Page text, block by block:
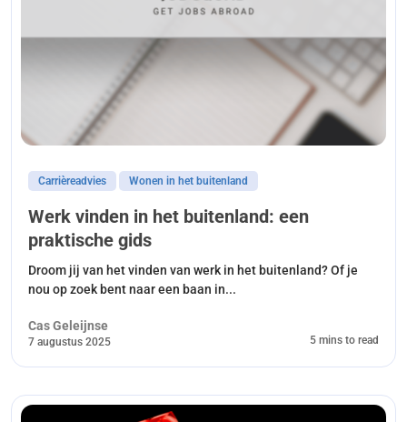
Carrièreadvies Wonen in het buitenland
Werk vinden in het buitenland: een
praktische gids
Droom jij van het vinden van werk in het buitenland? Of je
nou op zoek bent naar een baan in...
Cas Geleijnse
7 augustus 2025 5 mins to read